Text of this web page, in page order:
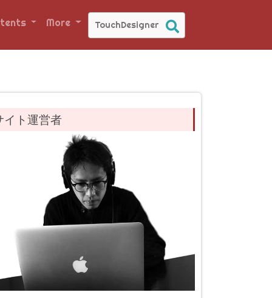
More
イト運営者